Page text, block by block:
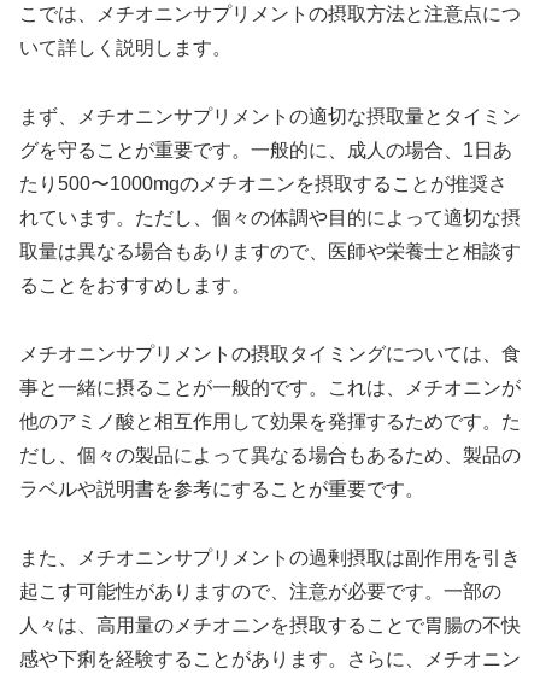
こでは、メチオニンサプリメントの摂取方法と注意点につ
いて詳しく説明します。
まず、メチオニンサプリメントの適切な摂取量とタイミン
グを守ることが重要です。一般的に、成人の場合、1日あ
たり500〜1000mgのメチオニンを摂取することが推奨さ
れています。ただし、個々の体調や目的によって適切な摂
取量は異なる場合もありますので、医師や栄養士と相談す
ることをおすすめします。
メチオニンサプリメントの摂取タイミングについては、食
事と一緒に摂ることが一般的です。これは、メチオニンが
他のアミノ酸と相互作用して効果を発揮するためです。た
だし、個々の製品によって異なる場合もあるため、製品の
ラベルや説明書を参考にすることが重要です。
また、メチオニンサプリメントの過剰摂取は副作用を引き
起こす可能性がありますので、注意が必要です。一部の
人々は、高用量のメチオニンを摂取することで胃腸の不快
感や下痢を経験することがあります。さらに、メチオニン